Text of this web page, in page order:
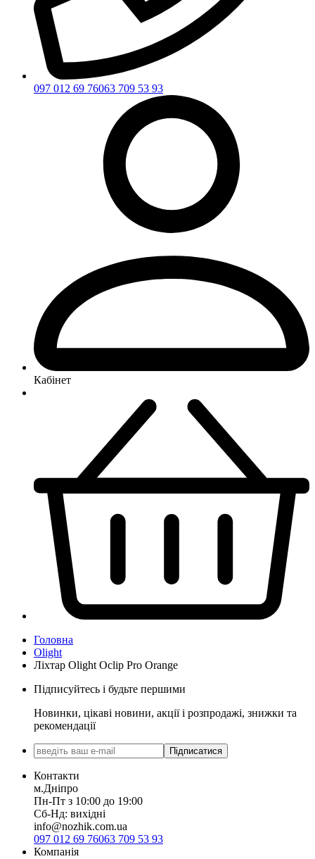
097 012 69 76063 709 53 93
Кабінет
Головна
Olight
Ліхтар Olight Oclip Pro Orange
Підписуйтесь і будьте першими
Новинки, цікаві новини, акції і розпродажі, знижки та
рекомендації
Підписатися
Контакти
м.Дніпро
Пн-Пт з 10:00 до 19:00
Сб-Нд: вихідні
info@nozhik.com.ua
097 012 69 76063 709 53 93
Компанія